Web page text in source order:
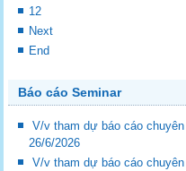
12
Next
End
Báo cáo Seminar
V/v tham dự báo cáo
26/6/2026
V/v tham dự báo cáo